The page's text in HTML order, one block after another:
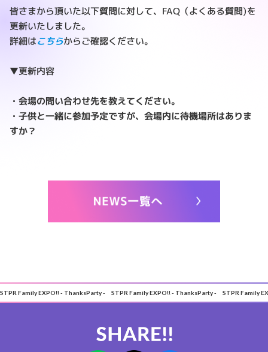
皆さまから頂いた以下質問に対して、FAQ（よくある質問)を
更新いたしました。
詳細はこちらからご確認ください。
▼更新内容
・会場の問い合わせ先を教えてください。
・子供と一緒に参加予定ですが、会場内に待機場所はありま
すか？
STPR Family EXPO!! - ThanksParty - STPR Family EXPO!! - ThanksParty - STPR Family